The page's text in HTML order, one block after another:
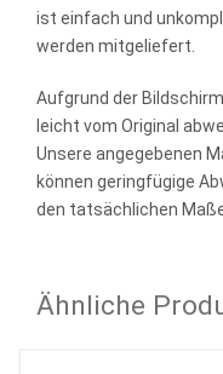
ist einfach und
werden mitgeliefert.
Aufgrund der
leicht vom Original
Unsere angegebenen
können geringfügige
den tatsächlichen
Ähnliche